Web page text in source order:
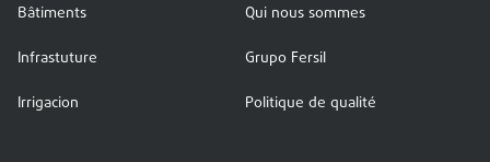
Bâtiments
Infrastuture
Irrigacion
Qui nous sommes
Grupo Fersil
Politique de qualité